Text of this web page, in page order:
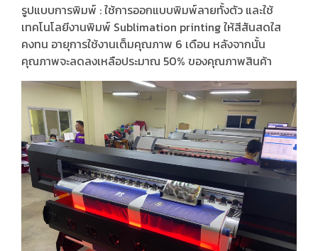
รูปแบบการพิมพ์ : ใช้การออกแบบพิมพ์ลายทั้งตัว และใช้
เทคโนโลยีงานพิมพ์ Sublimation printing ให้สีสันสดใส
คงทน อายุการใช้งานเต็มคุณภาพ 6 เดือน หลังจากนั้น
คุณภาพจะลดลงเหลือประมาณ 50% ของคุณภาพสินค้า